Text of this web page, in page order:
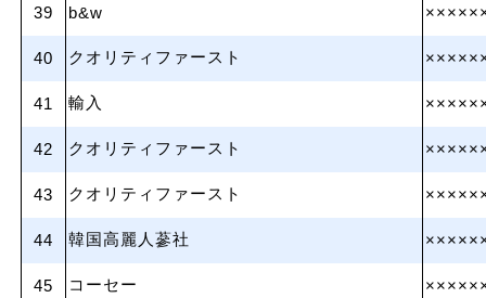
39 b&w
40 クオリティファースト
41 輸入
42 クオリティファースト
43 クオリティファースト
44 韓国高麗人蔘社
45 コーセー